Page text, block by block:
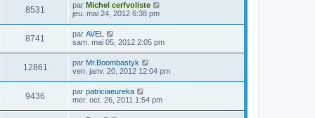
8531 par Michel cerfvoliste
jeu. mai 24, 2012 6:38 pm
8741 par AVEL
sam. mai 05, 2012 2:05 pm
12861 par Mr.Boombastyk
ven. janv. 20, 2012 12:04 pm
9436 par patriciaeureka
mer. oct. 26, 2011 1:54 pm